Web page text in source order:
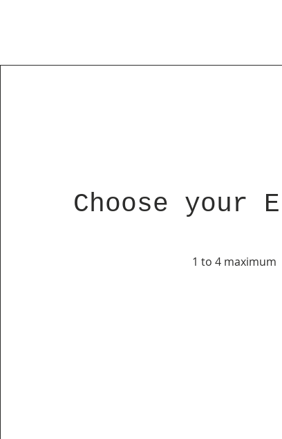
Choose your
1 to 4 maximum